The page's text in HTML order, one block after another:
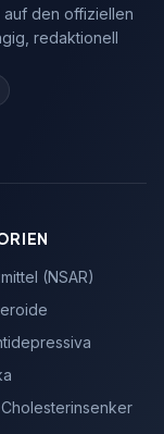
auf den offiziellen
redaktionell
(NSAR)